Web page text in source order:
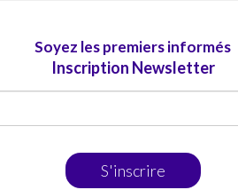
Soyez les premiers informés
Inscription Newsletter
S'inscrire